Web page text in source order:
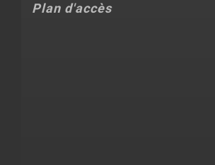
Plan d'accès